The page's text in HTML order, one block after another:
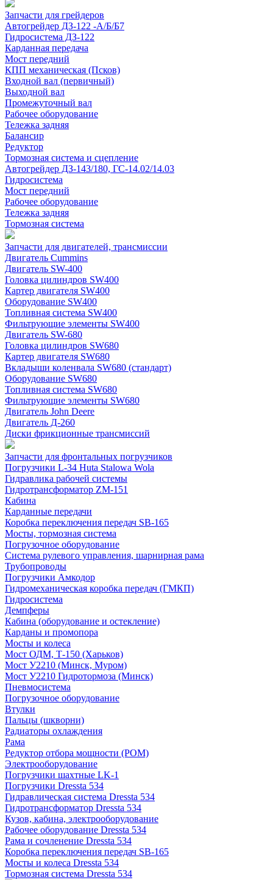
Запчасти для грейдеров
Автогрейдер ДЗ-122 -А/Б/Б7
Гидросистема ДЗ-122
Карданная передача
Мост передний
КПП механическая (Псков)
Входной вал (первичный)
Выходной вал
Промежуточный вал
Рабочее оборудование
Тележка задняя
Балансир
Редуктор
Тормозная система и сцепление
Автогрейдер ДЗ-143/180, ГС-14.02/14.03
Гидросистема
Мост передний
Рабочее оборудование
Тележка задняя
Тормозная система
Запчасти для двигателей, трансмиссии
Двигатель Cummins
Двигатель SW-400
Головка цилиндров SW400
Картер двигателя SW400
Оборудование SW400
Топливная система SW400
Фильтрующие элементы SW400
Двигатель SW-680
Головка цилиндров SW680
Картер двигателя SW680
Вкладыши коленвала SW680 (стандарт)
Оборудование SW680
Топливная система SW680
Фильтрующие элементы SW680
Двигатель John Deere
Двигатель Д-260
Диски фрикционные трансмиссий
Запчасти для фронтальных погрузчиков
Погрузчики L-34 Huta Stalowa Wola
Гидравлика рабочей системы
Гидротрансформатор ZM-151
Кабина
Карданные передачи
Коробка переключения передач SB-165
Мосты, тормозная система
Погрузочное оборудование
Система рулевого управления, шарнирная рама
Трубопроводы
Погрузчики Амкодор
Гидромеханическая коробка передач (ГМКП)
Гидросистема
Демпферы
Кабина (оборудование и остекление)
Карданы и промопора
Мосты и колеса
Мост ОДМ, Т-150 (Харьков)
Мост У2210 (Минск, Муром)
Мост У2210 Гидротормоза (Минск)
Пневмосистема
Погрузочное оборудование
Втулки
Пальцы (шкворни)
Радиаторы охлаждения
Рама
Редуктор отбора мощности (РОМ)
Электрооборудование
Погрузчики шахтные LK-1
Погрузчики Dressta 534
Гидравлическая система Dressta 534
Гидротрансформатор Dressta 534
Кузов, кабина, электрооборудование
Рабочее оборудование Dressta 534
Рама и сочленение Dressta 534
Коробка переключения передач SB-165
Мосты и колеса Dressta 534
Тормозная система Dressta 534